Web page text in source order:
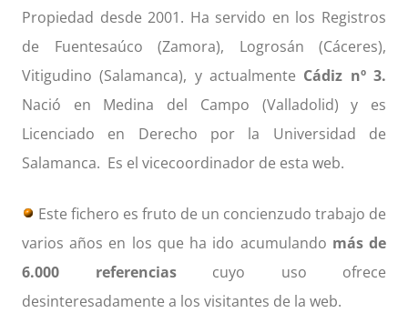
Propiedad desde 2001. Ha servido en los Registros
de Fuentesaúco (Zamora), Logrosán (Cáceres),
Vitigudino (Salamanca), y actualmente Cádiz nº 3.
Nació en Medina del Campo (Valladolid) y es
Licenciado en Derecho por la Universidad de
Salamanca. Es el vicecoordinador de esta web.
Este fichero es fruto de un concienzudo trabajo de
varios años en los que ha ido acumulando más de
6.000 referenciascuyo uso ofrece
desinteresadamente a los visitantes de la web.